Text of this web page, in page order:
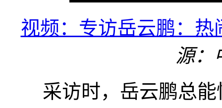
视频：专访岳云鹏：
源：
采访时，岳云鹏总能